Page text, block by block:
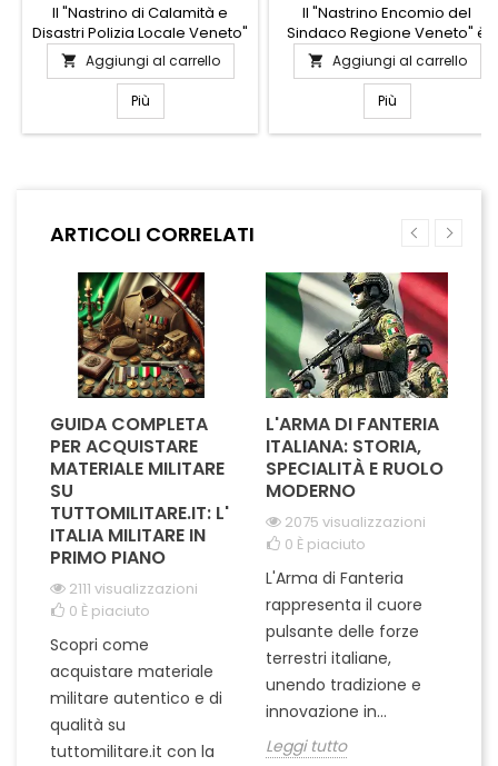
Il "Nastrino di Calamità e
Disastri Polizia Locale Veneto"
è un simbolo di dedizione e
coraggio. Realizzato con
materiali di alta qualità,
questo nastrino rappresenta
l'impegno e la prontezza
testimonia il servizio prestato
 Aggiungi al carrello
Più
Il "Nastrino Encomio del
Sindaco Regione Veneto" è
un simbolo di riconoscimento
e apprezzamento per coloro
che si sono distinti per il loro
impegno e dedizione nella
comunità veneta. Realizzato
l'onore e la gratitudine del
meritevoli. Elegante e
 Aggiungi al carrello
Più
ARTICOLI CORRELATI
GUIDA COMPLETA
PER ACQUISTARE
MATERIALE MILITARE
SU
TUTTOMILITARE.IT: L'
ITALIA MILITARE IN
PRIMO PIANO
2111 visualizzazioni
0 È piaciuto
Scopri come
acquistare materiale
militare autentico e di
qualità su
tuttomilitare.it con la
L'ARMA DI FANTERIA
ITALIANA: STORIA,
SPECIALITÀ E RUOLO
MODERNO
2075 visualizzazioni
0 È piaciuto
L'Arma di Fanteria
rappresenta il cuore
pulsante delle forze
terrestri italiane,
unendo tradizione e
innovazione in...
Leggi tutto